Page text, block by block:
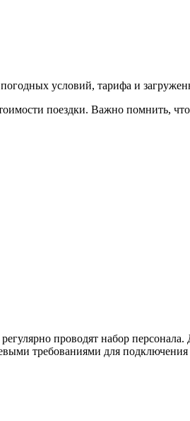
условий, тарифа и
поездки. Важно помнить,
проводят набор
требованиями для подключения